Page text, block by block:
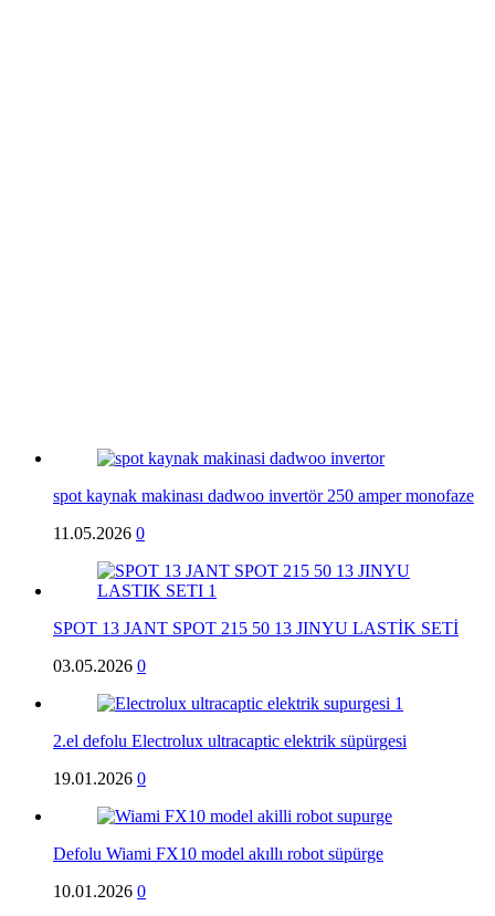
spot kaynak makinası dadwoo invertör 250 amper monofaze
11.05.2026 0
SPOT 13 JANT SPOT 215 50 13 JINYU LASTİK SETİ
03.05.2026 0
2.el defolu Electrolux ultracaptic elektrik süpürgesi
19.01.2026 0
Defolu Wiami FX10 model akıllı robot süpürge
10.01.2026 0